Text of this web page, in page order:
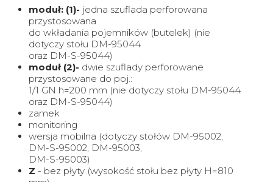
moduł: (1)- jedna szuflada perforowana
przystosowana
do wkładania pojemników (butelek) (nie
dotyczy stołu DM-95044
oraz DM-S-95044)
moduł (2)- dwie szuflady perforowane
przystosowane do poj.:
1/1 GN h=200 mm (nie dotyczy stołu DM-95044
oraz DM-S-95044)
zamek
monitoring
wersja mobilna (dotyczy stołów DM-95002,
DM-S-95002, DM-95003,
DM-S-95003)
Z - bez płyty (wysokość stołu bez płyty H=810